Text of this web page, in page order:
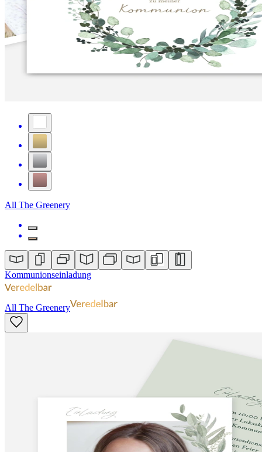
All The Greenery
Kommunionseinladung
All The Greenery